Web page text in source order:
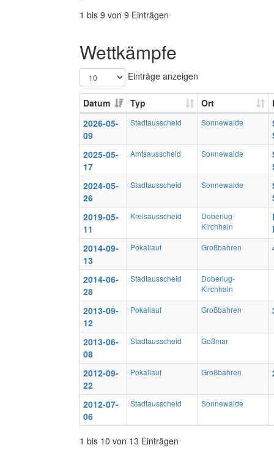
1 bis 9 von 9 Einträgen
Wettkämpfe
Einträge anzeigen
Datum Typ Ort
2026-05-
09
Stadtausscheid Sonnewalde
2025-05-
17
Amtsausscheid Sonnewalde
2024-05-
26
Stadtausscheid Sonnewalde
2019-05-
11
Kreisausscheid
Doberlug-
Kirchhain
2014-09-
13
Pokallauf Großbahren
2014-06-
28
Stadtausscheid
Doberlug-
Kirchhain
2013-09-
12
Pokallauf Großbahren
2013-06-
08
Stadtausscheid Goßmar
2012-09-
22
Pokallauf Großbahren
2012-07-
06
Stadtausscheid Sonnewalde
1 bis 10 von 13 Einträgen